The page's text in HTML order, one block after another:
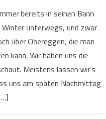
bereits in seinen Bann
unterwegs, und zwar
über Obereggen, die man
kann. Wir haben uns die
Meistens lassen wir’s
uns am späten Nachmittag